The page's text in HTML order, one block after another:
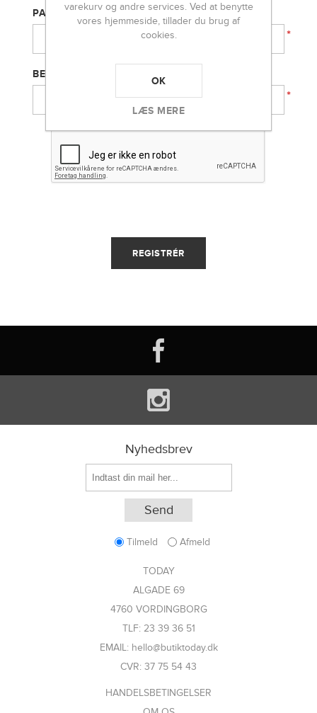
PASSWORD:
*
BEKRÆFT ADGANGSKODE:
*
Nyhedsbrev
Tilmeld Afmeld
TODAY
ALGADE 69
4760 VORDINGBORG
TLF: 23 39 36 51
EMAIL: hello@butiktoday.dk
CVR: 37 75 54 43
HANDELSBETINGELSER
varekurv og andre services. Ved at benytte
vores hjemmeside, tillader du brug af
cookies.
OK
LÆS MERE